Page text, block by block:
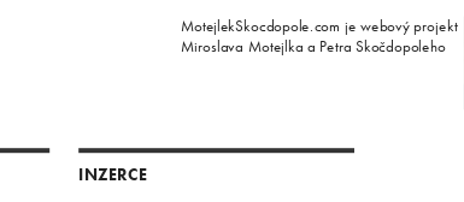
MotejlekSkocdopole.com je webový projekt
Miroslava Motejlka a Petra Skočdopoleho
INZERCE